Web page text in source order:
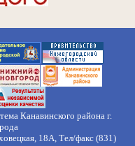
Канавинского района г.
18А, Тел/факс (831)